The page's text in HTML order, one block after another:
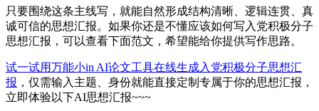
只要围绕这条主线写，就能自然形成结构清晰、逻辑连贯、真
诚可信的思想汇报。如果你还是不懂应该如何写入党积极分子
思想汇报，可以查看下面范文，希望能给你提供写作思路。
试一试用万能小in AI论文工具在线生成入党积极分子思想汇
报 ，仅需输入主题、身份就能直接定制专属于你的思想汇报，
立即体验以下AI思想汇报~~~